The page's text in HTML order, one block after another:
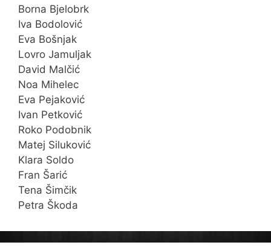
Borna Bjelobrk
Iva Bodolović
Eva Bošnjak
Lovro Jamuljak
David Malčić
Noa Mihelec
Eva Pejaković
Ivan Petković
Roko Podobnik
Matej Siluković
Klara Soldo
Fran Šarić
Tena Šimčik
Petra Škoda